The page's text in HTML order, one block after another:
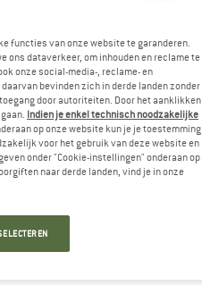
functies van onze website te garanderen.
ons dataverkeer, om inhouden en reclame te
onze social-media-, reclame- en
bevinden zich in derde landen zonder
door autoriteiten. Door het aanklikken
Indien je enkel technisch noodzakelijke
op onze website kun je je toestemming
voor het gebruik van deze website en
onder "Cookie-instellingen" onderaan op
naar derde landen, vind je in onze